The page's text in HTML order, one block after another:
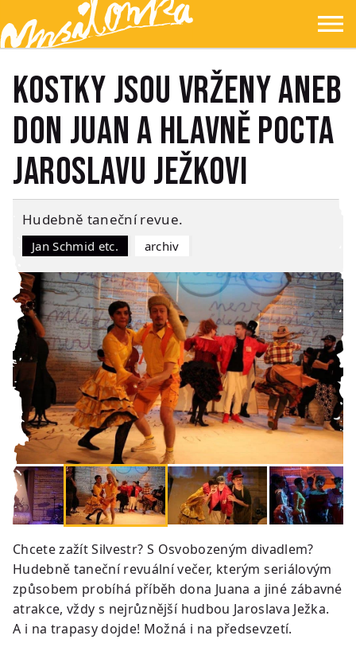
Přejít na hlavní obsah
Přejít na navigaci
Přejít na hledání
Ypsilonka ☰
Kostky jsou vrženy aneb
Don Juan a hlavně Pocta
Jaroslavu Ježkovi
Hudebně taneční revue.
Jan Schmid etc. Archiv
Chcete zažít Silvestr? S Osvobozeným divadlem?
Hudebně taneční revuální večer, kterým seriálovým
způsobem probíhá příběh dona Juana a jiné zábavné
atrakce, vždy s nejrůznější hudbou Jaroslava Ježka.
A i na trapasy dojde! Možná i na předsevzetí.